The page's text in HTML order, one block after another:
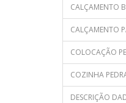
CALÇAMENTO
CALÇAMENTO
COLOCAÇÃO
COZINHA
DESCRIÇÃO